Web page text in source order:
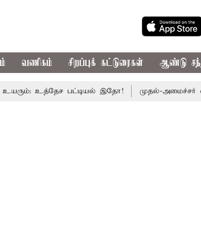
வணிகம் சிறப்புக் கட்டுரைகள் ஆண்டு
உத்தேச பட்டியல் இதோ! முதல்-அமைச்சர் விஜய்